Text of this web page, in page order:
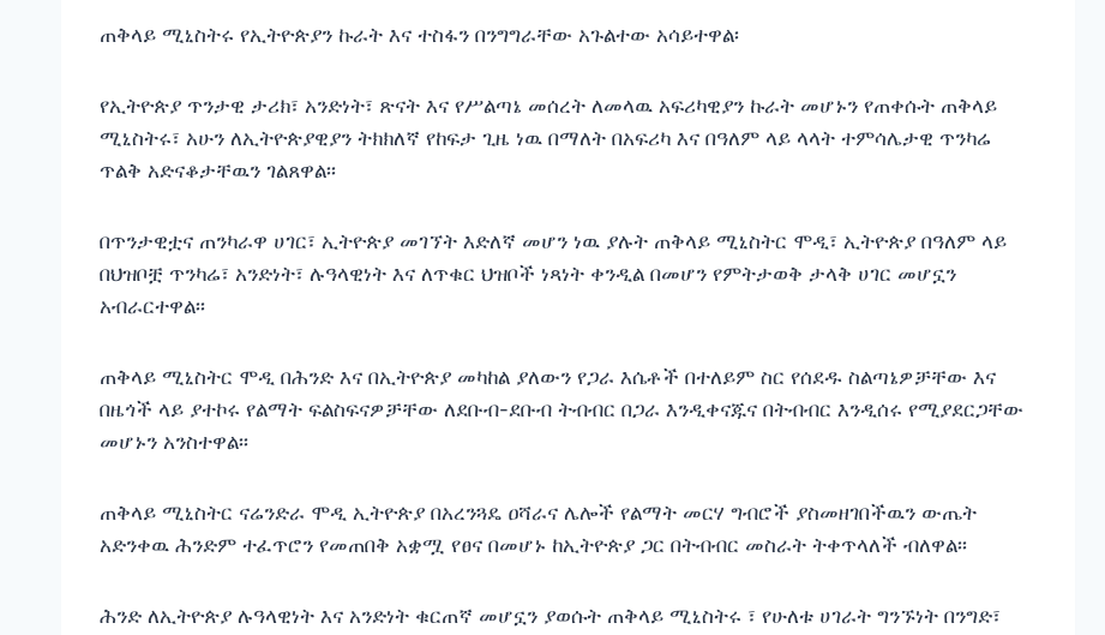
ጠቅላይ ሚኒስትሩ የኢትዮጵያን ኩራት እና ተስፋን በንግግራቸው አጉልተው አሳይተዋል፡
የኢትዮጵያ ጥንታዊ ታሪክ፣ አንድነት፣ ጽናት እና የሥልጣኔ መሰረት ለመላዉ አፍሪካዊያን ኩራት መሆኑን የጠቀሱት ጠቅላይ
ሚኒስትሩ፣ አሁን ለኢትዮጵያዊያን ትክክለኛ የከፍታ ጊዜ ነዉ በማለት በአፍሪካ እና በዓለም ላይ ላላት ተምሳሌታዊ ጥንካሬ
ጥልቅ አድናቆታቸዉን ገልጸዋል፡፡
በጥንታዊቷና ጠንካራዋ ሀገር፣ ኢትዮጵያ መገኘት እድለኛ መሆን ነዉ ያሉት ጠቅላይ ሚኒስትር ሞዲ፣ ኢትዮጵያ በዓለም ላይ
በህዝቦቿ ጥንካሬ፣ አንድነት፣ ሉዓላዊነት እና ለጥቁር ህዝቦች ነጻነት ቀንዲል በመሆን የምትታወቅ ታላቅ ሀገር መሆኗን
አብራርተዋል፡፡
ጠቅላይ ሚኒስትር ሞዲ በሕንድ እና በኢትዮጵያ መካከል ያለውን የጋራ እሴቶች በተለይም ስር የሰደዱ ስልጣኔዎቻቸው እና
በዜጎች ላይ ያተኮሩ የልማት ፍልስፍናዎቻቸው ለደቡብ-ደቡብ ትብብር በጋራ እንዲቀናጁና በትብብር እንዲሰሩ የሚያደርጋቸው
መሆኑን አንስተዋል፡፡
ጠቅላይ ሚኒስትር ናሬንድራ ሞዲ ኢትዮጵያ በአረንጓዴ ዐሻራና ሌሎች የልማት መርሃ ግብሮች ያስመዘገበችዉን ውጤት
አድንቀዉ ሕንድም ተፈጥሮን የመጠበቅ አቋሟ የፀና በመሆኑ ከኢትዮጵያ ጋር በትብብር መስራት ትቀጥላለች ብለዋል፡፡
ሕንድ ለኢትዮጵያ ሉዓላዊነት እና አንድነት ቁርጠኛ መሆኗን ያወሱት ጠቅላይ ሚኒስትሩ ፣ የሁለቱ ሀገራት ግንኙነት በንግድ፣